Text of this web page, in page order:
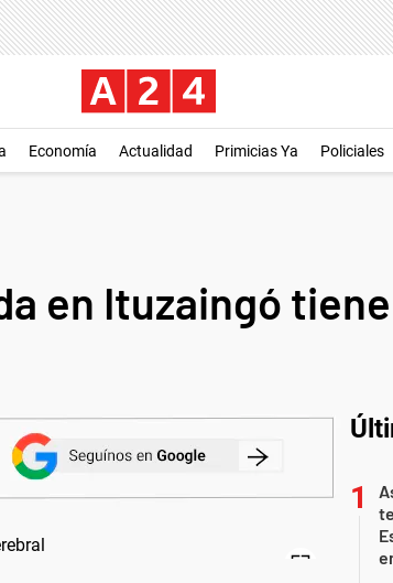
Economía Actualidad Primicias Ya Policiales
en Ituzaingó